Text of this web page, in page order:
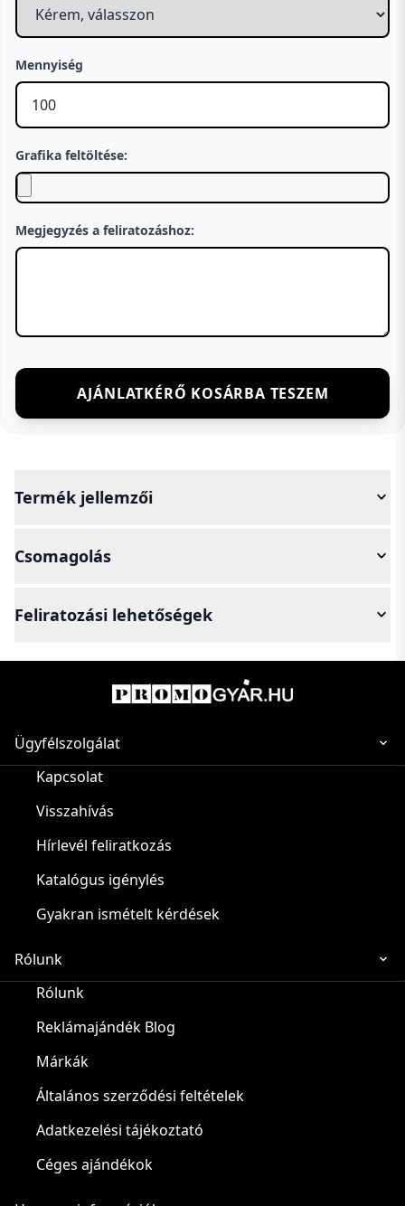
Mennyiség
Grafika feltöltése:
Megjegyzés a feliratozáshoz:
AJÁNLATKÉRŐ KOSÁRBA TESZEM
Termék jellemzői
Csomagolás
Feliratozási lehetőségek
Ügyfélszolgálat
Kapcsolat
Visszahívás
Hírlevél feliratkozás
Katalógus igénylés
Gyakran ismételt kérdések
Rólunk
Rólunk
Reklámajándék Blog
Márkák
Általános szerződési feltételek
Adatkezelési tájékoztató
Céges ajándékok